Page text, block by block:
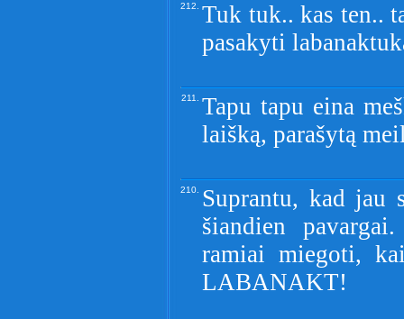
212. Tuk tuk.. kas ten..
pasakyti
211. Tapu tapu eina
laišką, parašytą
210. Suprantu, kad jau
šiandien
ramiai miegoti,
LABANAKT!